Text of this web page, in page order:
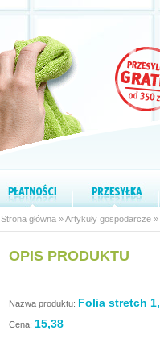
Strona główna »Artykuły gospodarcze »
OPIS PRODUKTU
Nazwa produktu: Folia stretch
Cena: 15,38